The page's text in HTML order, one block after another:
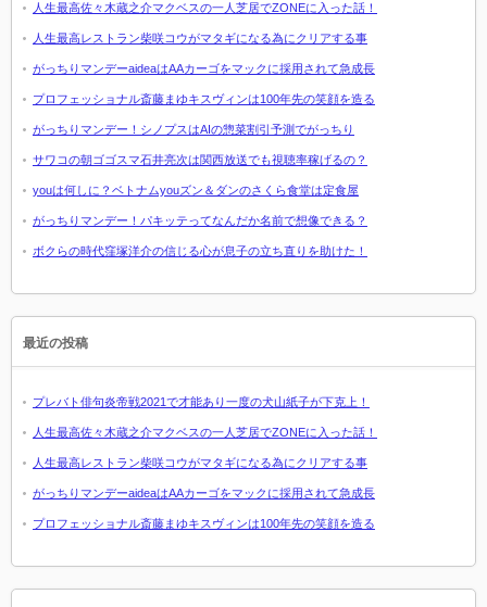
人生最高佐々木蔵之介マクベスの一人芝居でZONEに入った話！
人生最高レストラン柴咲コウがマタギになる為にクリアする事
がっちりマンデーaideaはAAカーゴをマックに採用されて急成長
プロフェッショナル斎藤まゆキスヴィンは100年先の笑顔を造る
がっちりマンデー！シノプスはAIの惣菜割引予測でがっちり
サワコの朝ゴゴスマ石井亮次は関西放送でも視聴率稼げるの？
youは何しに？ベトナムyouズン＆ダンのさくら食堂は定食屋
がっちりマンデー！パキッテってなんだか名前で想像できる？
ボクらの時代窪塚洋介の信じる心が息子の立ち直りを助けた！
最近の投稿
プレバト俳句炎帝戦2021で才能あり一度の犬山紙子が下克上！
人生最高佐々木蔵之介マクベスの一人芝居でZONEに入った話！
人生最高レストラン柴咲コウがマタギになる為にクリアする事
がっちりマンデーaideaはAAカーゴをマックに採用されて急成長
プロフェッショナル斎藤まゆキスヴィンは100年先の笑顔を造る